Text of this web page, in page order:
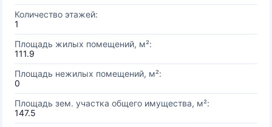
Количество этажей:
1
Площадь жилых помещений, м²:
111.9
Площадь нежилых помещений, м²:
0
Площадь зем. участка общего имущества, м²:
147.5